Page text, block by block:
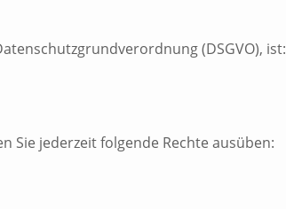
(DSGVO), ist:
Sie jederzeit folgende Rechte ausüben: